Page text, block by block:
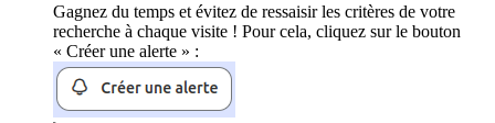
Gagnez du temps et évitez de ressaisir les critères de votre
recherche à chaque visite ! Pour cela, cliquez sur le bouton
« Créer une alerte » :